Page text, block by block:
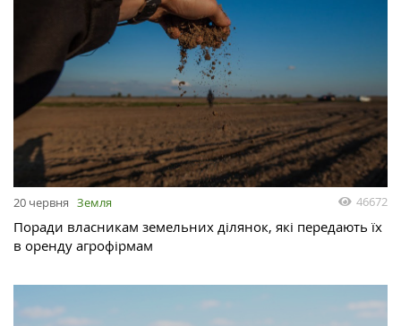
20 червня Земля 46672
Поради власникам земельних ділянок, які передають їх
в оренду агрофірмам